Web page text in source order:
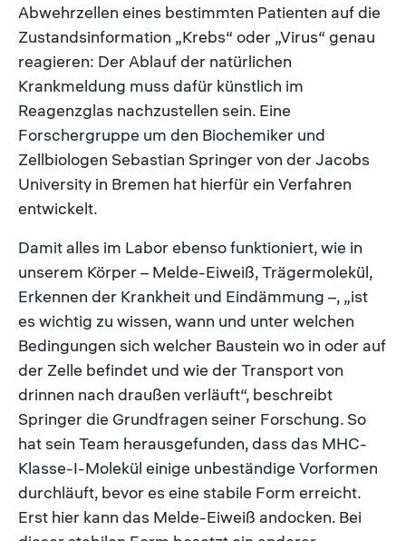
Abwehrzellen eines bestimmten Patienten auf die
Zustandsinformation „Krebs“ oder „Virus“ genau
reagieren: Der Ablauf der natürlichen
Krankmeldung muss dafür künstlich im
Reagenzglas nachzustellen sein. Eine
Forschergruppe um den Biochemiker und
Zellbiologen Sebastian Springer von der Jacobs
University in Bremen hat hierfür ein Verfahren
entwickelt.
Damit alles im Labor ebenso funktioniert, wie in
unserem Körper – Melde-Eiweiß, Trägermolekül,
Erkennen der Krankheit und Eindämmung –, „ist
es wichtig zu wissen, wann und unter welchen
Bedingungen sich welcher Baustein wo in oder auf
der Zelle befindet und wie der Transport von
drinnen nach draußen verläuft“, beschreibt
Springer die Grundfragen seiner Forschung. So
hat sein Team herausgefunden, dass das MHC-
Klasse-I-Molekül einige unbeständige Vorformen
durchläuft, bevor es eine stabile Form erreicht.
Erst hier kann das Melde-Eiweiß andocken. Bei